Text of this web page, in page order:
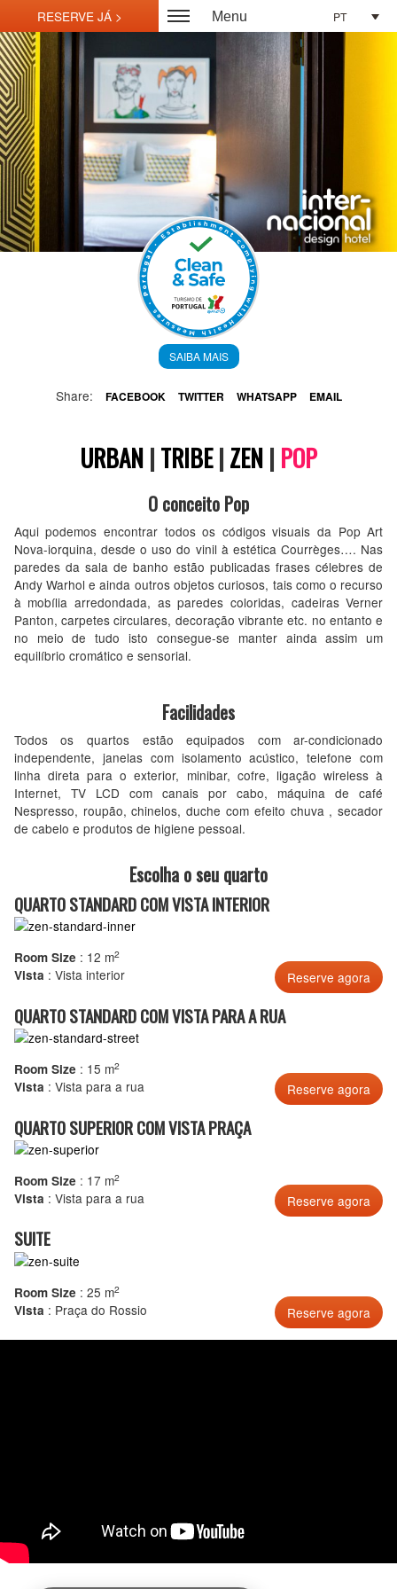
Menu PT
SAIBA MAIS
Share: FACEBOOK TWITTER WHATSAPP EMAIL
URBAN|TRIBE|ZEN| POP
O conceito Pop
Aqui podemos encontrar todos os códigos visuais da Pop Art
Nova-iorquina, desde o uso do vinil à estética Courrèges…. Nas
paredes da sala de banho estão publicadas frases célebres de
Andy Warhol e ainda outros objetos curiosos, tais como o recurso
à mobília arredondada, as paredes coloridas, cadeiras Verner
Panton, carpetes circulares, decoração vibrante etc. no entanto e
no meio de tudo isto consegue-se manter ainda assim um
equilíbrio cromático e sensorial.
Facilidades
Todos os quartos estão equipados com ar-condicionado
independente, janelas com isolamento acústico, telefone com
linha direta para o exterior, minibar, cofre, ligação wireless à
Internet, TV LCD com canais por cabo, máquina de café
Nespresso, roupão, chinelos, duche com efeito chuva , secador
de cabelo e produtos de higiene pessoal.
Escolha o seu quarto
QUARTO STANDARD COM VISTA INTERIOR
Room Size : 12 m2
Vista : Vista interior
QUARTO STANDARD COM VISTA PARA A RUA
Room Size : 15 m2
Vista : Vista para a rua
QUARTO SUPERIOR COM VISTA PRAÇA
Room Size : 17 m2
Vista : Vista para a rua
SUITE
Room Size : 25 m2
Vista : Praça do Rossio